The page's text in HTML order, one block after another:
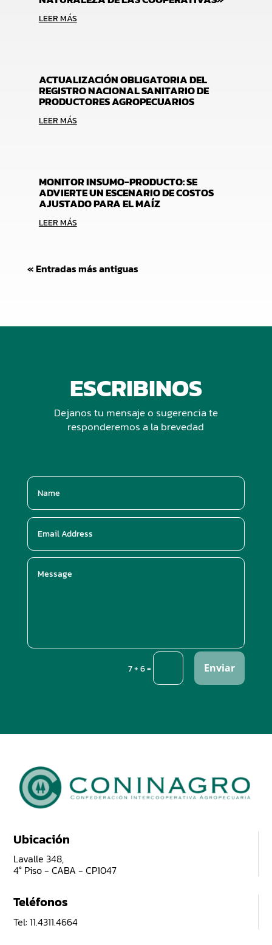
LEER MÁS
ACTUALIZACIÓN OBLIGATORIA DEL
REGISTRO NACIONAL SANITARIO DE
PRODUCTORES AGROPECUARIOS
LEER MÁS
MONITOR INSUMO-PRODUCTO: SE
ADVIERTE UN ESCENARIO DE COSTOS
AJUSTADO PARA EL MAÍZ
LEER MÁS
« Entradas más antiguas
ESCRIBINOS
Dejanos tu mensaje o sugerencia te
responderemos a la brevedad
7 + 6= Enviar
Ubicación
Lavalle 348,
4° Piso - CABA - CP1047
Teléfonos
Tel: 11.4311.4664